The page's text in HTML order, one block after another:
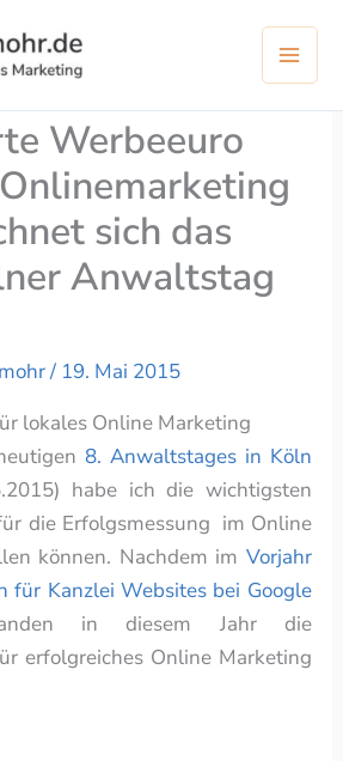
Werbeeuro
sich das
Anwaltstag
/ 19. Mai 2015
lokales Online Marketing
8. Anwaltstages in Köln
habe ich die wichtigsten
die Erfolgsmessung im Online
können. Nachdem im Vorjahr
für Kanzlei Websites bei Google
in diesem Jahr die
erfolgreiches Online Marketing